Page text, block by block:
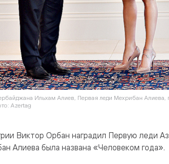
Ильхам Алиев, Первая леди Мехрибан
Azertag
Виктор Орбан наградил Первую леди
Алиева была названа «Человеком года».